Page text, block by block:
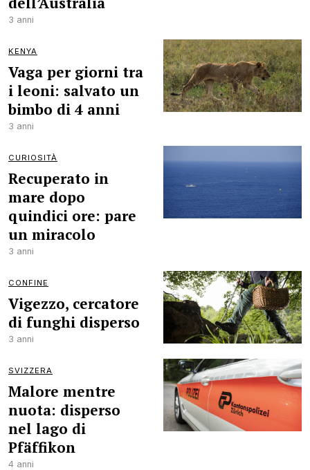
3 anni
KENYA
Vaga per giorni tra
i leoni: salvato un
bimbo di 4 anni
3 anni
CURIOSITÀ
Recuperato in
mare dopo
quindici ore: pare
un miracolo
3 anni
CONFINE
Vigezzo, cercatore
di funghi disperso
3 anni
SVIZZERA
Malore mentre
nuota: disperso
nel lago di
Pfäffikon
4 anni